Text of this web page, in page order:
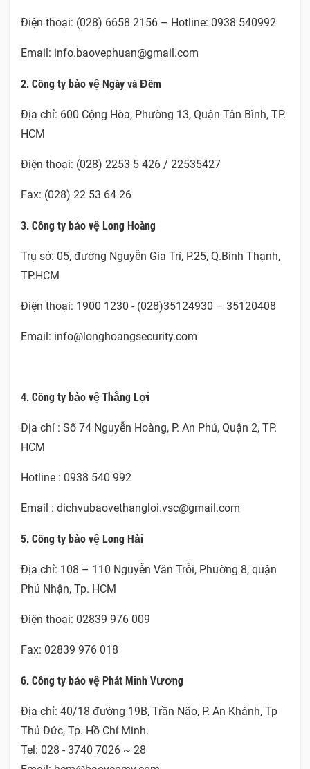
Điện thoại: (028) 6658 2156 – Hotline: 0938 540992
Email: info.baovephuan@gmail.com
2. Công ty bảo vệ Ngày và Đêm
Địa chỉ: 600 Cộng Hòa, Phường 13, Quận Tân Bình, TP.
HCM
Điện thoại: (028) 2253 5 426 / 22535427
Fax: (028) 22 53 64 26
3. Công ty bảo vệ Long Hoàng
Trụ sở: 05, đường Nguyễn Gia Trí, P.25, Q.Bình Thạnh,
TP.HCM
Điện thoại: 1900 1230 - (028)35124930 – 35120408
Email: info@longhoangsecurity.com
4. Công ty bảo vệ Thắng Lợi
Địa chỉ : Số 74 Nguyễn Hoàng, P. An Phú, Quận 2, TP.
HCM
Hotline : 0938 540 992
Email : dichvubaovethangloi.vsc@gmail.com
5. Công ty bảo vệ Long Hải
Địa chỉ: 108 – 110 Nguyễn Văn Trỗi, Phường 8, quận
Phú Nhận, Tp. HCM
Điện thoại: 02839 976 009
Fax: 02839 976 018
6. Công ty bảo vệ Phát Minh Vương
Địa chỉ: 40/18 đường 19B, Trần Não, P. An Khánh, Tp
Thủ Đức, Tp. Hồ Chí Minh.
Tel: 028 - 3740 7026 ~ 28